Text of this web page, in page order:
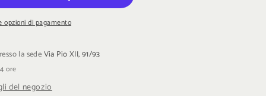
opzioni di pagamento
la sedeVia Pio XII, 91/93
ore
del negozio